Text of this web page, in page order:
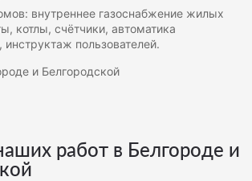
внутреннее газоснабжение жилых
котлы, счётчики, автоматика
инструктаж пользователей.
и Белгородской
работ в Белгороде и